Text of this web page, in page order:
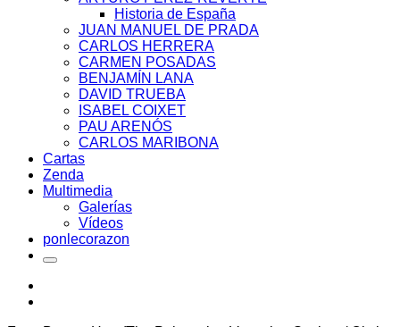
Historia de España
JUAN MANUEL DE PRADA
CARLOS HERRERA
CARMEN POSADAS
BENJAMÍN LANA
DAVID TRUEBA
ISABEL COIXET
PAU ARENÓS
CARLOS MARIBONA
Cartas
Zenda
Multimedia
Galerías
Vídeos
ponlecorazon